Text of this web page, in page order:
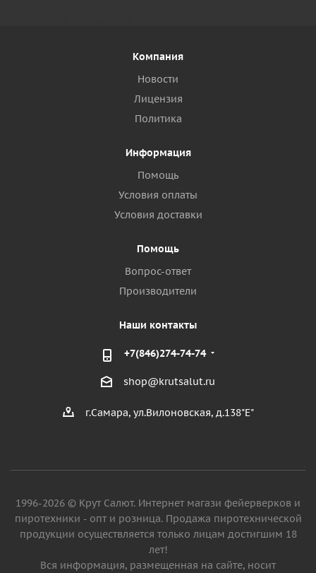
Компания
Новости
Лицензия
Политика
Информация
Помощь
Условия оплаты
Условия доставки
Помощь
Вопрос-ответ
Производители
Наши контакты
+7(846)274-74-74
shop@krutsalut.ru
г.Самара, ул.Вилоновская, д.138"Е"
1996-2026 © Крут Салют. Интернет магази фейерверков и
пиротехники - опт и розница. Продажа пиротехнической
продукции осуществляется только лицам достигшим 18
лет!
Вся информация, размещенная на сайте, носит